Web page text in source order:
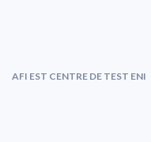
AFI EST CENTRE DE TEST ENI